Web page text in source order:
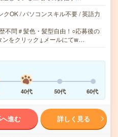
クOK / パソコンスキル不要 / 英語力
不問＃髪色・髪型自由！○応募後の
ンをクリック↓メールにてw…
40代 50代 60代
進む 詳しく見る